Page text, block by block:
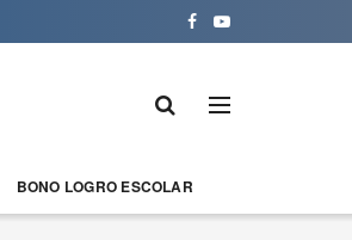
BONO LOGRO ESCOLAR